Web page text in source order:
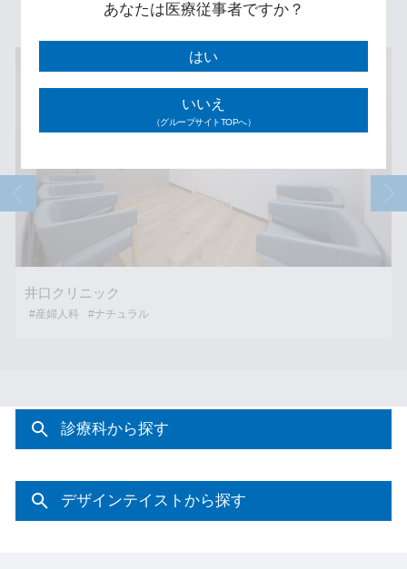
あなたは医療従事者ですか？
はい
いいえ
（グループサイトTOPへ）
PICK UP WORKS
北浦和眼科
#眼科 #ナチュラル
診療科から探す
デザインテイストから探す